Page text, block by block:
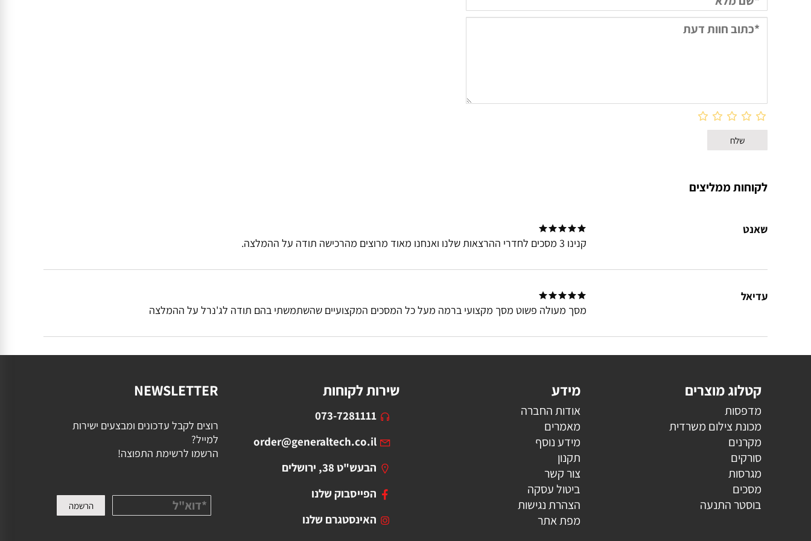
לקוחות ממליצים
שאנט
קנינו 3 מסכים לחדרי ההרצאות שלנו ואנחנו מאוד מרוצים מהרכישה תודה על ההמלצה.
עדיאל
מסך מעולה פשוט מסך מקצועי ברמה מעל כל המסכים המקצועיים שהשתמשתי בהם תודה לג'נרל על ההמלצה
קטלוג מוצרים
מדפסות
מכונת צילום משרדית
מקרנים
סורקים
מגרסות
מסכים
בוסטר התנעה
מידע
אודות החברה
מאמרים
מידע נוסף
תקנון
צור קשר
ביטול עסקה
הצהרת נגישות
מפת אתר
שירות לקוחות
073-7281111
order@generaltech.co.il
הבעש"ט 38, ירושלים
הפייסבוק שלנו
האינסטגרם שלנו
NEWSLETTER
רוצים לקבל עדכונים ומבצעים ישירות
למייל?
הרשמו לרשימת התפוצה!